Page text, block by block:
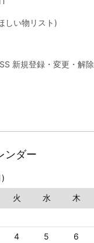
しい物リスト)
新規登録・変更・解除
ンダー
火 水 木
4 5 6